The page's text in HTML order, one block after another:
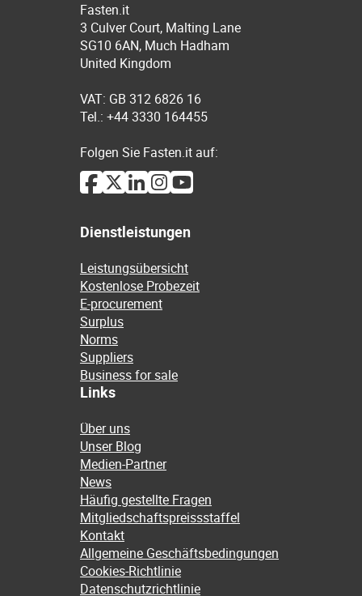
Fasten.it
3 Culver Court, Malting Lane
SG10 6AN, Much Hadham
United Kingdom
VAT: GB 312 6826 16
Tel.: +44 3330 164455
Folgen Sie Fasten.it auf:
Dienstleistungen
Leistungsübersicht
Kostenlose Probezeit
E-procurement
Surplus
Norms
Suppliers
Business for sale
Links
Über uns
Unser Blog
Medien-Partner
News
Häufig gestellte Fragen
Mitgliedschaftspreissstaffel
Kontakt
Allgemeine Geschäftsbedingungen
Cookies-Richtlinie
Datenschutzrichtlinie